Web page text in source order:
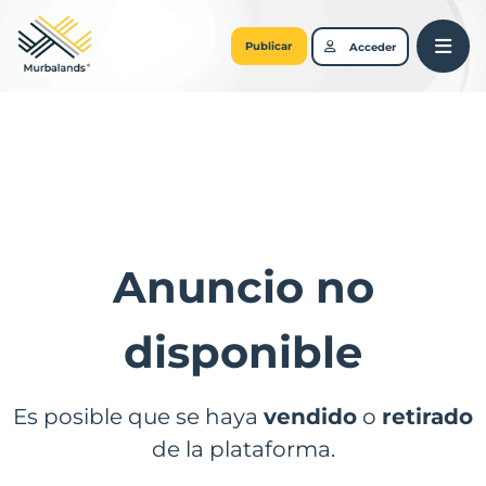
Publicar Acceder
Anuncio no
disponible
Es posible que se haya vendido o retirado
de la plataforma.